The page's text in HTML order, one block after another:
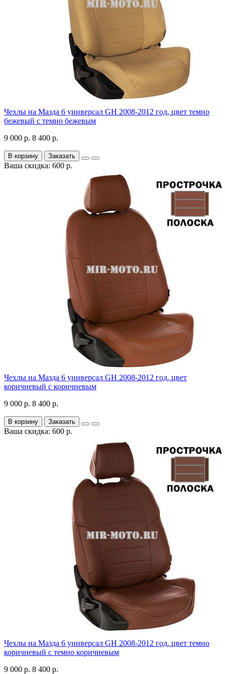
Чехлы на Мазда 6 универсал GH 2008-2012 год, цвет темно
бежевый с темно бежевым
9 000 р. 8 400 р.
В корзину Заказать
Ваша скидка: 600 р.
Чехлы на Мазда 6 универсал GH 2008-2012 год, цвет
коричневый с коричневым
9 000 р. 8 400 р.
В корзину Заказать
Ваша скидка: 600 р.
Чехлы на Мазда 6 универсал GH 2008-2012 год, цвет темно
коричневый с темно коричневым
9 000 р. 8 400 р.